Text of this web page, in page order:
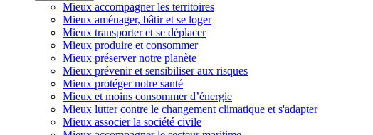
Mieux accompagner les territoires
Mieux aménager, bâtir et se loger
Mieux transporter et se déplacer
Mieux produire et consommer
Mieux préserver notre planète
Mieux prévenir et sensibiliser aux risques
Mieux protéger notre santé
Mieux et moins consommer d’énergie
Mieux lutter contre le changement climatique et s'adapter
Mieux associer la société civile